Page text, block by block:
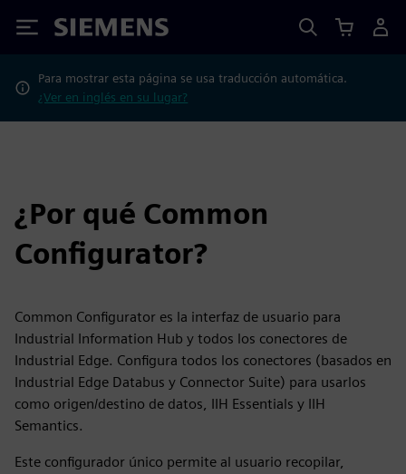
Siemens
Para mostrar esta página se usa traducción automática.
¿Ver en inglés en su lugar?
¿Por qué Common
Configurator?
Common Configurator es la interfaz de usuario para
Industrial Information Hub y todos los conectores de
Industrial Edge. Configura todos los conectores (basados en
Industrial Edge Databus y Connector Suite) para usarlos
como origen/destino de datos, IIH Essentials y IIH
Semantics.
Este configurador único permite al usuario recopilar,